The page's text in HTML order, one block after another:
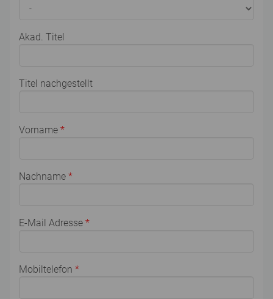
Akad. Titel
Titel nachgestellt
Vorname *
Nachname *
E-Mail Adresse *
Mobiltelefon *